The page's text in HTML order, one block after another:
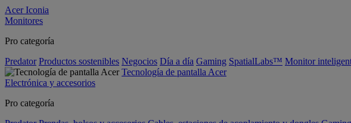
Acer Iconia
Monitores
Pro categoría
Predator Productos sostenibles Negocios Día a día Gaming SpatialLabs™ Monitor
Tecnología de pantalla Acer
Electrónica y accesorios
Pro categoría